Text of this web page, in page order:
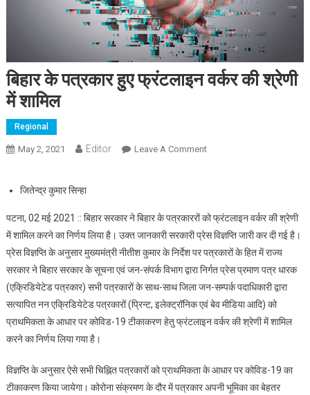
बिहार के पत्रकार हुए फ्रंटलाइन वर्कर की श्रेणी
में शामिल
Regional
May 2, 2021 Editor Leave A CommentOn बिहार के पत्रकार हुए
जितेन्द्र कुमार सिन्हा
पटना, 02 मई 2021 :: बिहार सरकार ने बिहार के पत्रकाररों को फ्रंटलाइन वर्कर की श्रेणी
में शामिल करने का निर्णय लिया है। उक्त जानकारी सरकारी प्रेस विज्ञप्ति जारी कर दी गई है।
प्रेस विज्ञप्ति के अनुसार मुख्यमंत्री नीतीश कुमार के निर्देश पर पत्रकारों के हित में राज्य
सरकार ने बिहार सरकार के सूचना एवं जन-संपर्क विभाग द्वारा निर्गत प्रेस प्रमाण पत्र धारक
(एक्रिडियेटेड पत्रकार) सभी पत्रकारों के साथ-साथ जिला जन-सम्पर्क पदाधिकारी द्वारा
सत्यापित नन एक्रिडियेटेड पत्रकारों (प्रिन्ट, इलेक्ट्रॉनिक एवं बेव मीडिया आदि) को
प्राथमिकता के आधार पर कोविड-19 टीकाकरण हेतु फ्रंटलाइन वर्कर की श्रेणी में शामिल
करने का निर्णय लिया गया है।
विज्ञप्ति के अनुसार ऐसे सभी चिह्नित पत्रकारों को प्राथमिकता के आधार पर कोविड-19 का
टीकाकरण किया जायेगा। कोरोना संक्रमण के दौर में पत्रकार अपनी भूमिका का बेहतर